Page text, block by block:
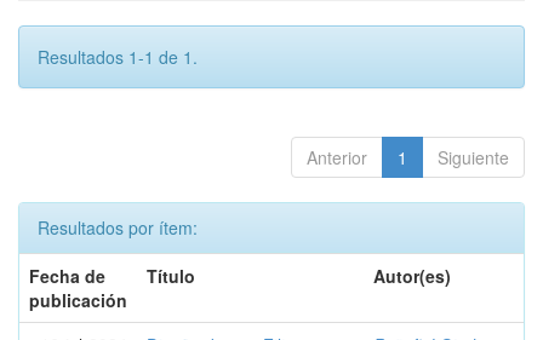
Resultados 1-1 de 1.
Anterior 1 Siguiente
Resultados por ítem:
Fecha de
publicación
Título Autor(es)